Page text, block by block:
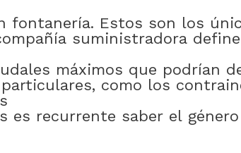
fontanería. Estos son los
suministradora define
máximos que podrían
particulares, como los
es recurrente saber el género